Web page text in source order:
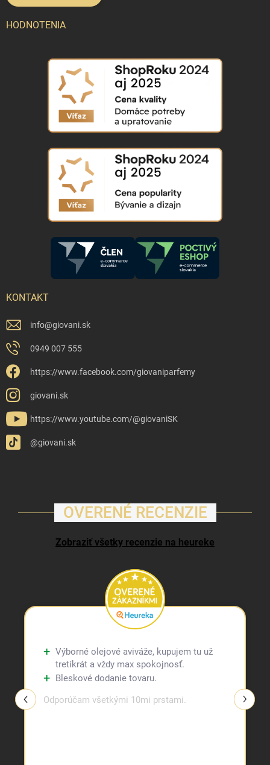
HODNOTENIA
KONTAKT
info@giovani.sk
0949 007 555
https://www.facebook.com/giovaniparfemy
giovani.sk
https://www.youtube.com/@giovaniSK
@giovani.sk
OVERENÉ RECENZIE
Zobraziť všetky recenzie na heureke
Výborné olejové aviváže, kupujem tu už
tretíkrát a vždy max spokojnosť.
Bleskové dodanie tovaru.
Odporúčam všetkými 10mi prstami.